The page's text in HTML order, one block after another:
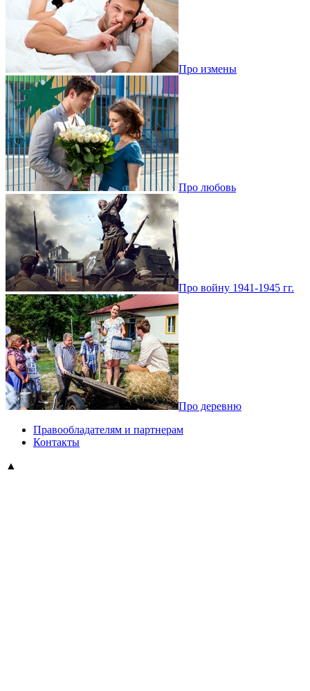
Про измены
Про любовь
Про войну 1941-1945 гг.
Про деревню
Правообладателям и партнерам
Контакты
▲